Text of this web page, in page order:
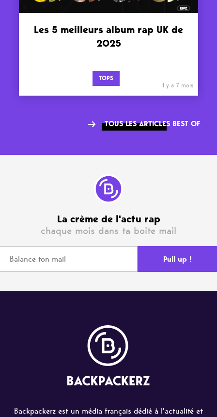
Les 5 meilleurs album rap UK de
2025
TOPS
il y a 7 mois
TOUS LES ARTICLES BEST OF
La crème de l'actu rap
chaque mois dans ta boite mail
Backpackerz est un média français dédié à l'actualité et